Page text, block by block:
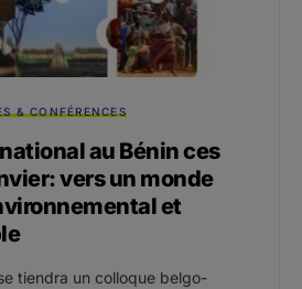
& CONFÉRENCES
au Bénin ces
vers un monde
et
tiendra un colloque belgo-